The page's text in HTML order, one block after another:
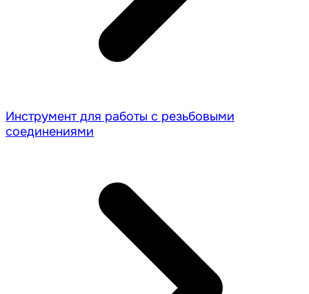
Инструмент для работы с резьбовыми
соединениями